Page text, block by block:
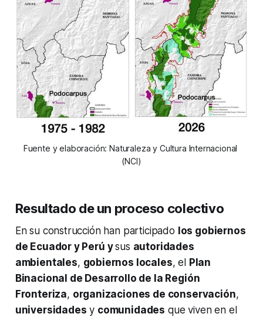
Fuente y elaboración: Naturaleza y Cultura Internacional
(NCI)
Resultado de un proceso colectivo
En su construcción han participado los gobiernos
de Ecuador y Perú ysus autoridades
ambientales, gobiernos locales, el
Plan
Binacional de Desarrollo de la Región
Fronteriza, organizaciones de conservación,
universidades y comunidades que viven en el